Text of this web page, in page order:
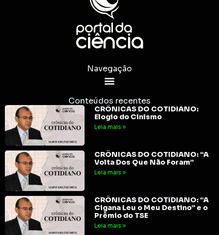
Navegação
Conteúdos recentes
CRÔNICAS DO COTIDIANO:
Elogio do Cinismo
Leia mais »
CRÔNICAS DO COTIDIANO: “A
Volta Dos Que Não Foram”
Leia mais »
CRÔNICAS DO COTIDIANO: “A
Cigana Leu o Meu Destino” e o
Prêmio do TSE
Leia mais »